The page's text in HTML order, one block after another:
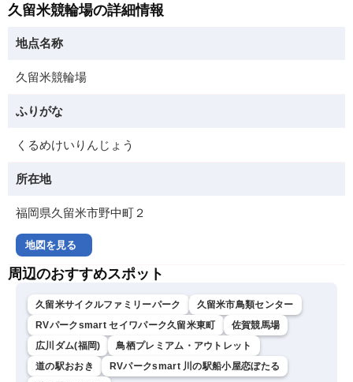
久留米競輪場の詳細情報
地点名称
久留米競輪場
ふりがな
くるめけいりんじょう
所在地
福岡県久留米市野中町２
地図を見る
周辺のおすすめスポット
久留米サイクルファミリーパーク
久留米市鳥類センター
RVパークsmart セイワパーク久留米東町
佐賀競馬場
広川ダム(福岡)
鳥栖プレミアム・アウトレット
道の駅おおき
RVパークsmart 川の駅船小屋恋ぼたる